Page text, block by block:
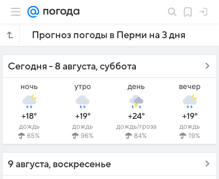
Прогноз погоды в Перми на 3 дня
Сегодня - 8 августа, суббота
ночь
+18°
дождь
65%
утро
+19°
дождь
96%
день
+24°
дождь/гроза
84%
вечер
+19°
дождь
19%
9 августа, воскресенье